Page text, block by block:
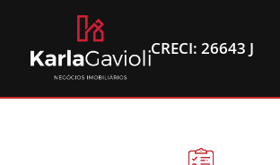
CRECI: 26643 J